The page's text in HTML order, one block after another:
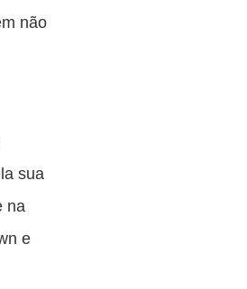
não
sua
na
e